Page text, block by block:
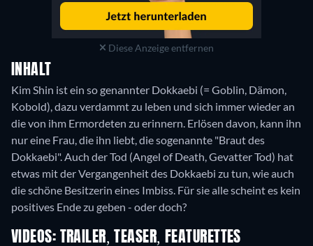
Diese Anzeige entfernen
INHALT
Kim Shin ist ein so genannter Dokkaebi (= Goblin, Dämon,
Kobold), dazu verdammt zu leben und sich immer wieder an
die von ihm Ermordeten zu erinnern. Erlösen davon, kann ihn
nur eine Frau, die ihn liebt, die sogenannte "Braut des
Dokkaebi". Auch der Tod (Angel of Death, Gevatter Tod) hat
etwas mit der Vergangenheit des Dokkaebi zu tun, wie auch
die schöne Besitzerin eines Imbiss. Für sie alle scheint es kein
positives Ende zu geben - oder doch?
VIDEOS: TRAILER, TEASER, FEATURETTES